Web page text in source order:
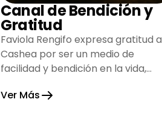
Canal de Bendición y
Gratitud
Faviola Rengifo expresa gratitud a
Cashea por ser un medio de
facilidad y bendición en la vida,
esperanza.
Ver Más